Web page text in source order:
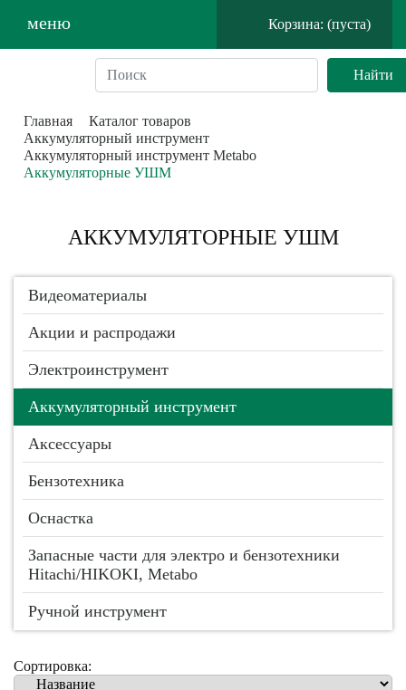
меню Корзина: (пуста)
Главная
Каталог товаров
Аккумуляторный инструмент
Аккумуляторный инструмент Metabo
Аккумуляторные УШМ
АККУМУЛЯТОРНЫЕ УШМ
Видеоматериалы
Акции и распродажи
Электроинструмент
Аккумуляторный инструмент
Аксессуары
Бензотехника
Оснастка
Запасные части для электро и бензотехники
Hitachi/HIKOKI, Metabo
Ручной инструмент
Сортировка: